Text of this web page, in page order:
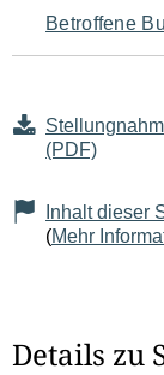
Betroffene
(PDF)
Inhalt dieser
(Mehr
Details zu